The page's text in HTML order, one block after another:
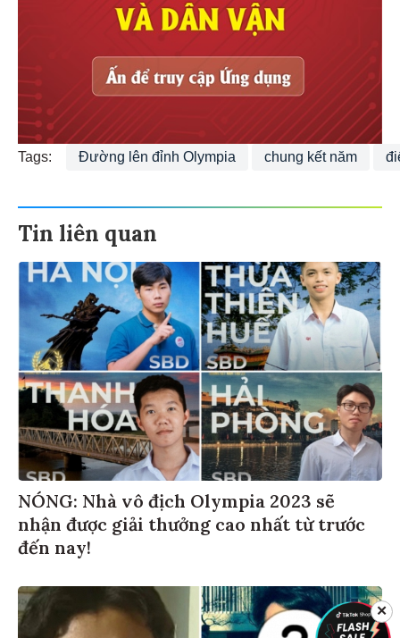
Tags: Đường lên đỉnh Olympia chung kết năm
Tin liên quan
NÓNG: Nhà vô địch Olympia 2023 sẽ
nhận được giải thưởng cao nhất từ trước
đến nay!
✕